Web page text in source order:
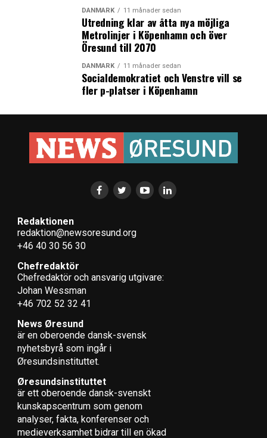
DANMARK 11 månader sedan
Utredning klar av åtta nya möjliga
Metrolinjer i Köpenhamn och över
Öresund till 2070
DANMARK 11 månader sedan
Socialdemokratiet och Venstre vill se
fler p-platser i Köpenhamn
Redaktionen
redaktion@newsoresund.org
+46 40 30 56 30
Chefredaktör
Chefredaktör och ansvarig utgivare:
Johan Wessman
+46 702 52 32 41
News Øresund
är en oberoende dansk-svensk
nyhets­byrå som ingår i
Øresundsinstituttet.
Øresundsinstituttet
är ett oberoende dansk-svenskt
kunskapscentrum som genom
analyser, fakta, konferenser och
medieverksamhet bidrar till en ökad